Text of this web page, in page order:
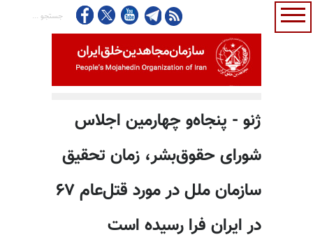
ژنو - پنجاه‌و چهارمین اجلاس
شورای حقوق‌بشر، زمان تحقیق
سازمان ملل در مورد قتل‌عام ۶۷
در ایران فرا رسیده است